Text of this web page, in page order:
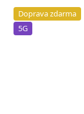
Doprava zdarma
5G